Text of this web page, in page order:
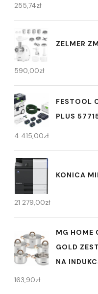
255,74zł
ZELMER
590,00zł
FESTOOL
PLUS
4 415,00zł
KONICA
21 279,00zł
MG HOME
GOLD
NA
163,90zł